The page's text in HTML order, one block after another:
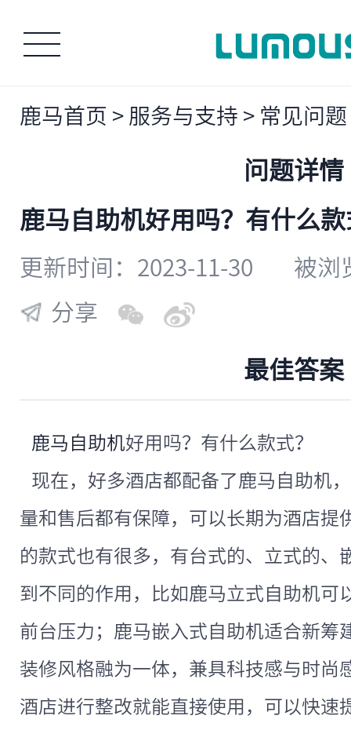
鹿马首页 > 服务与支持 > 常见问题
问题详情
鹿马自助机好用吗？有什么
更新时间：2023-11-30
被浏
分享
最佳答案
鹿马自助机好用吗？有什么款式？
现在，好多酒店都配备了鹿马自助机
量和售后都有保障，可以长期为酒店提
的款式也有很多，有台式的、立式的、
到不同的作用，比如鹿马立式自助机可
前台压力；鹿马嵌入式自助机适合新筹
装修风格融为一体，兼具科技感与时尚
酒店进行整改就能直接使用，可以快速